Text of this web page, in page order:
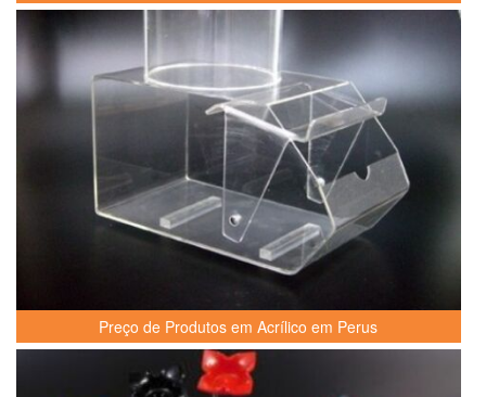
Preço de Produtos em Acrílico em Perus